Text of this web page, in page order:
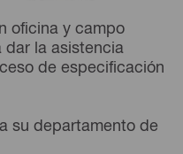
oficina y campo
la asistencia
de especificación
su departamento de